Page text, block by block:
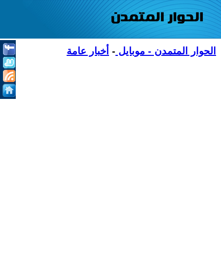
الحوار المتمدن - موبايل - أخبار عامة